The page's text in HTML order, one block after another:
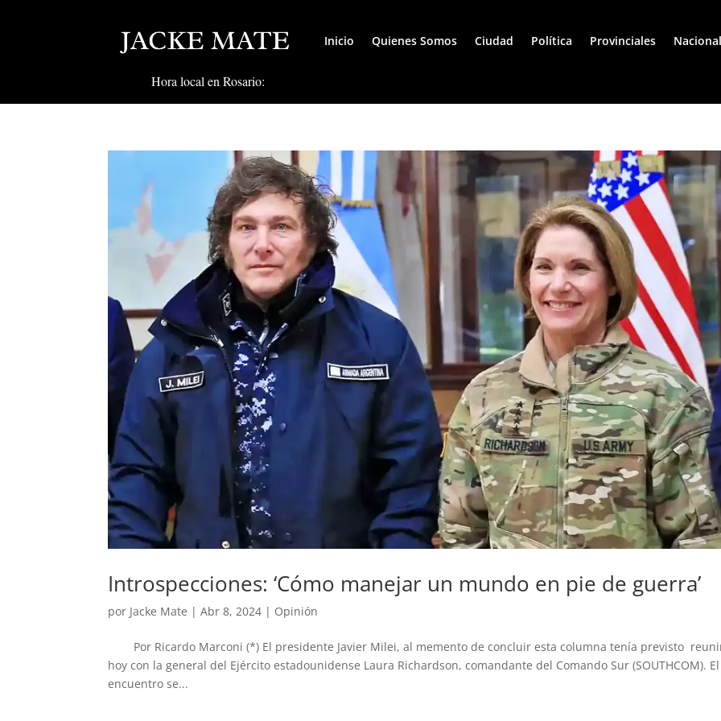
Inicio Quienes Somos Ciudad Política Provinciales
Hora local en Rosario:
Introspecciones: ‘Cómo manejar un mundo en pie de guerra’
por Jacke Mate |Abr 8, 2024 | Opinión
Por Ricardo Marconi (*) El presidente Javier Milei, al memento de concluir esta columna tenía previsto
hoy con la general del Ejército estadounidense Laura Richardson, comandante del Comando Sur (SOUTHCOM). El
encuentro se...